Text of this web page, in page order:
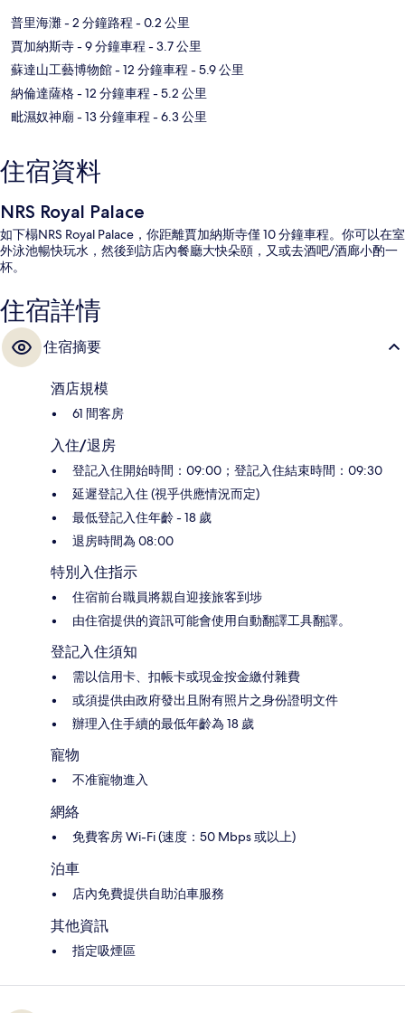
普里海灘- 2 分鐘路程 - 0.2 公里
賈加納斯寺- 9 分鐘車程 - 3.7 公里
蘇達山工藝博物館- 12 分鐘車程 - 5.9 公里
納倫達薩格- 12 分鐘車程 - 5.2 公里
毗濕奴神廟 - 13 分鐘車程 - 6.3 公里
住宿資料
NRS Royal Palace
如下榻NRS Royal Palace，你距離賈加納斯寺僅 10 分鐘車程。你可以在室
外泳池暢快玩水，然後到訪店內餐廳大快朵頤，又或去酒吧/酒廊小酌一
杯。
住宿詳情
住宿摘要
酒店規模
61 間客房
入住/退房
登記入住開始時間：09:00；登記入住結束時間：09:30
延遲登記入住 (視乎供應情況而定)
最低登記入住年齡 - 18 歲
退房時間為 08:00
特別入住指示
住宿前台職員將親自迎接旅客到埗
由住宿提供的資訊可能會使用自動翻譯工具翻譯。
登記入住須知
需以信用卡、扣帳卡或現金按金繳付雜費
或須提供由政府發出且附有照片之身份證明文件
辦理入住手續的最低年齡為 18 歲
寵物
不准寵物進入
網絡
免費客房 Wi-Fi (速度：50 Mbps 或以上)
泊車
店內免費提供自助泊車服務
其他資訊
指定吸煙區